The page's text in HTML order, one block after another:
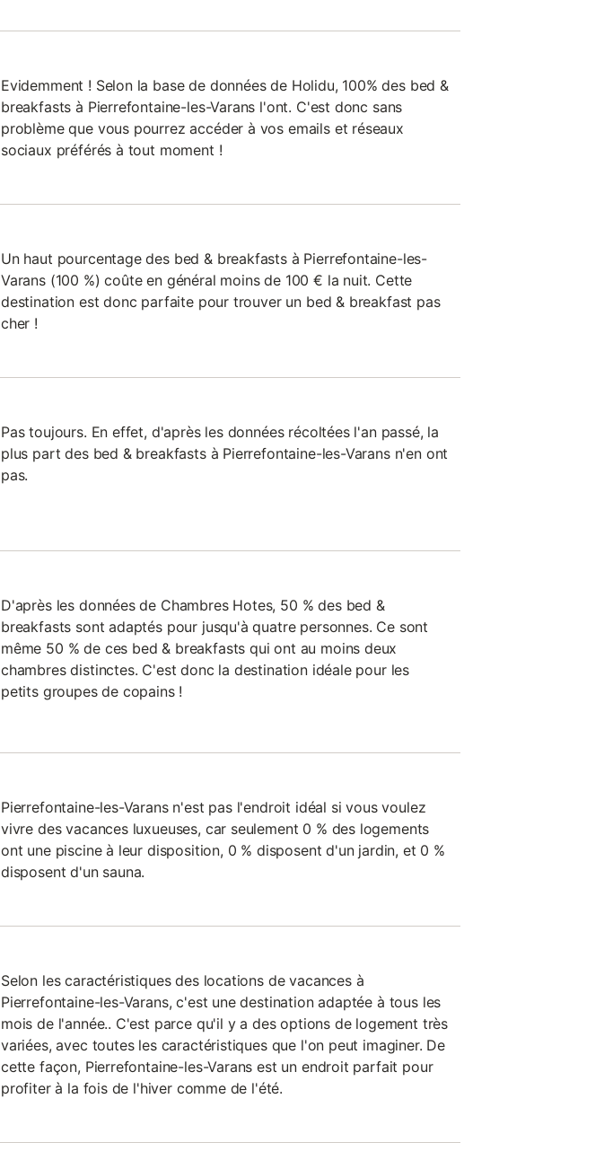
Evidemment ! Selon la base de données de Holidu, 100% des bed &
breakfasts à Pierrefontaine-les-Varans l'ont. C'est donc sans
problème que vous pourrez accéder à vos emails et réseaux
sociaux préférés à tout moment !
Un haut pourcentage des bed & breakfasts à Pierrefontaine-les-
Varans (100 %) coûte en général moins de 100 € la nuit. Cette
destination est donc parfaite pour trouver un bed & breakfast pas
cher !
Pas toujours. En effet, d'après les données récoltées l'an passé, la
plus part des bed & breakfasts à Pierrefontaine-les-Varans n'en ont
pas.
D'après les données de Chambres Hotes, 50 % des bed &
breakfasts sont adaptés pour jusqu'à quatre personnes. Ce sont
même 50 % de ces bed & breakfasts qui ont au moins deux
chambres distinctes. C'est donc la destination idéale pour les
petits groupes de copains !
Pierrefontaine-les-Varans n'est pas l'endroit idéal si vous voulez
vivre des vacances luxueuses, car seulement 0 % des logements
ont une piscine à leur disposition, 0 % disposent d'un jardin, et 0 %
disposent d'un sauna.
Selon les caractéristiques des locations de vacances à
Pierrefontaine-les-Varans, c'est une destination adaptée à tous les
mois de l'année.. C'est parce qu'il y a des options de logement très
variées, avec toutes les caractéristiques que l'on peut imaginer. De
cette façon, Pierrefontaine-les-Varans est un endroit parfait pour
profiter à la fois de l'hiver comme de l'été.